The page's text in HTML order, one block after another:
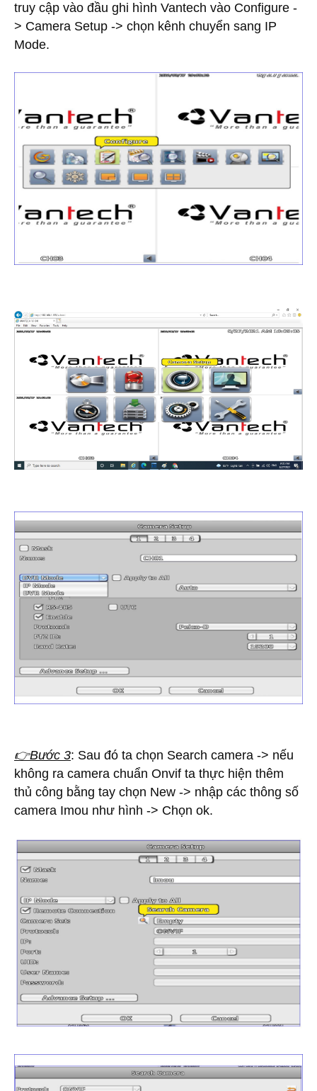
truy cập vào đầu ghi hình Vantech vào Configure -
> Camera Setup -> chọn kênh chuyển sang IP
Mode.
👉Bước 3: Sau đó ta chọn Search camera -> nếu
không ra camera chuẩn Onvif ta thực hiện thêm
thủ công bằng tay chọn New -> nhập các thông số
camera Imou như hình -> Chọn ok.